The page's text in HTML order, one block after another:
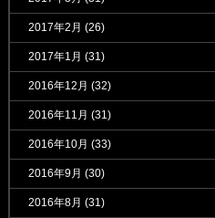
2017年2月 (26)
2017年1月 (31)
2016年12月 (32)
2016年11月 (31)
2016年10月 (33)
2016年9月 (30)
2016年8月 (31)